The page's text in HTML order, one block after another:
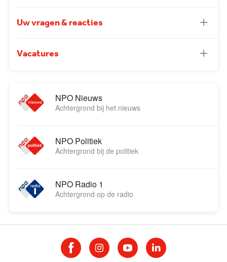
Uw vragen & reacties
Vacatures
NPO Nieuws
Achtergrond bij het nieuws
NPO Politiek
Achtergrond bij de politiek
NPO Radio 1
Achtergrond op de radio